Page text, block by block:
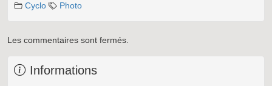
Cyclo Photo
Les commentaires sont fermés.
Informations